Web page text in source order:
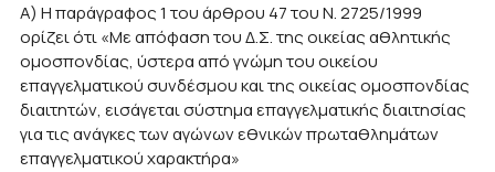
Α) Η παράγραφος 1 του άρθρου 47 του Ν. 2725/1999
ορίζει ότι «Με απόφαση του Δ.Σ. της οικείας αθλητικής
ομοσπονδίας, ύστερα από γνώμη του οικείου
επαγγελματικού συνδέσμου και της οικείας ομοσπονδίας
διαιτητών, εισάγεται σύστημα επαγγελματικής διαιτησίας
για τις ανάγκες των αγώνων εθνικών πρωταθλημάτων
επαγγελματικού χαρακτήρα»